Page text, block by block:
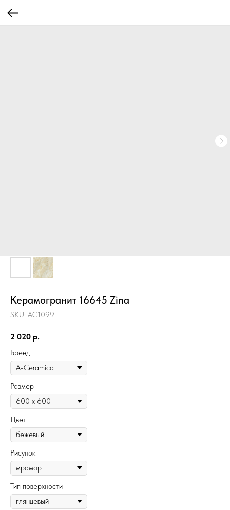
Керамогранит 16645 Zina
SKU: AC1099
2 020 р.
Бренд
Размер
Цвет
Рисунок
Тип поверхности